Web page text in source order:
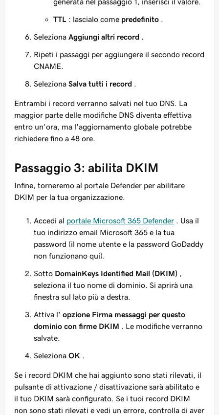
generata nel passaggio 1, inserisci il valore.
TTL : lascialo come predefinito .
Seleziona Aggiungi altri record .
Ripeti i passaggi per aggiungere il secondo record
CNAME.
Seleziona Salva tutti i record .
Entrambi i record verranno salvati nel tuo DNS. La
maggior parte delle modifiche DNS diventa effettiva
entro un'ora, ma l'aggiornamento globale potrebbe
richiedere fino a 48 ore.
Passaggio 3: abilita DKIM
Infine, torneremo al portale Defender per abilitare
DKIM per la tua organizzazione.
Accedi al portale Microsoft 365 Defender . Usa il
tuo indirizzo email Microsoft 365 e la tua
password (il nome utente e la password GoDaddy
non funzionano qui).
Sotto DomainKeys Identified Mail (DKIM) ,
seleziona il tuo nome di dominio. Si aprirà una
finestra sul lato più a destra.
Attiva l' opzione Firma messaggi per questo
dominio con firme DKIM . Le modifiche verranno
salvate.
Seleziona OK .
Se i record DKIM che hai aggiunto sono stati rilevati, il
pulsante di attivazione / disattivazione sarà abilitato e
il tuo DKIM sarà configurato. Se i tuoi record DKIM
non sono stati rilevati e vedi un errore, controlla di aver